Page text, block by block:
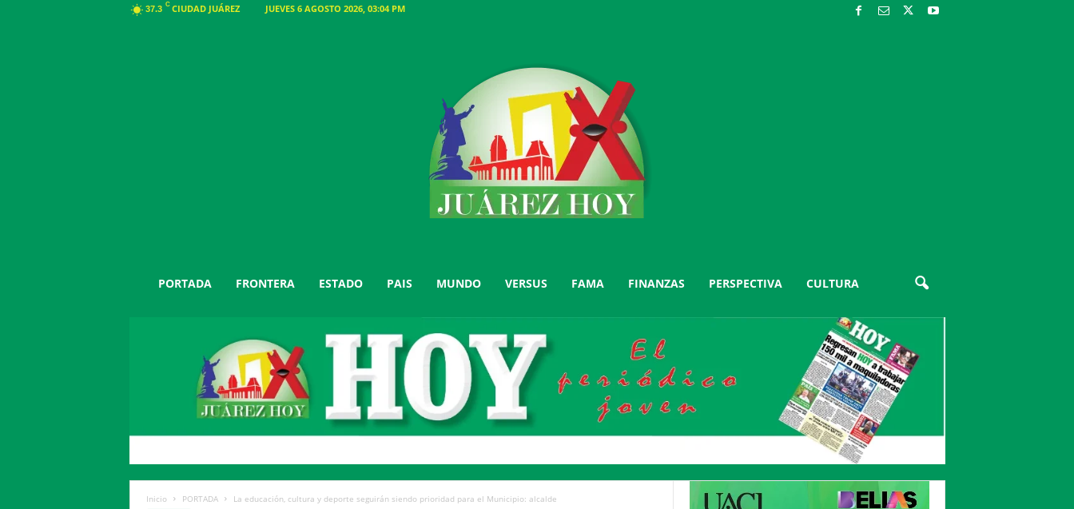
37.3 C CIUDAD JUÁREZ JUEVES 6 AGOSTO 2026, 03:04 PM
PORTADA FRONTERA ESTADO PAIS MUNDO VERSUS FAMA FINANZAS PERSPECTIVA CULTURA
Inicio PORTADA La educación, cultura y deporte seguirán siendo prioridad para el Municipio: alcalde